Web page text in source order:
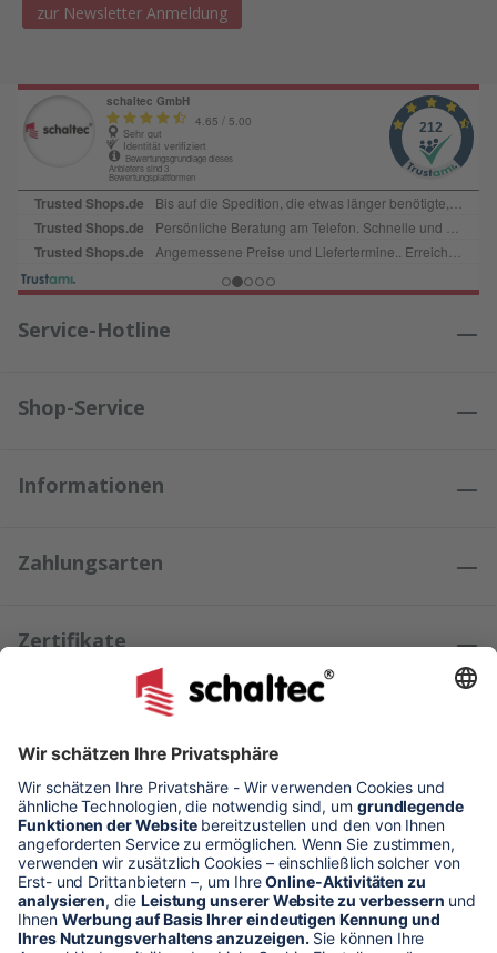
zur Newsletter Anmeldung
Service-Hotline
Shop-Service
Informationen
Zahlungsarten
Zertifikate
Kundenmeinungen